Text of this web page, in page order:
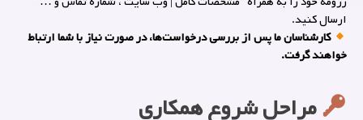
ارسال کنید.
کارشناسان ما پس از بررسی درخواست‌ها، در صورت نیاز با شما ارتباط
خواهند گرفت.
مراحل شروع همکاری